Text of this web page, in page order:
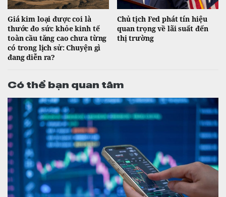
Giá kim loại được coi là
thước đo sức khỏe kinh tế
toàn cầu tăng cao chưa từng
có trong lịch sử: Chuyện gì
đang diễn ra?
Chủ tịch Fed phát tín hiệu
quan trọng về lãi suất đến
thị trường
Có thể bạn quan tâm